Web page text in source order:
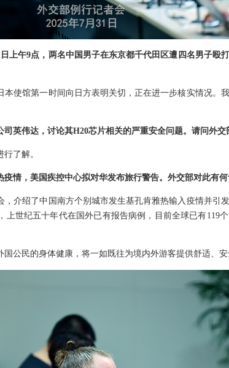
上午9点，两名中国男子在东京都千代田区遭四名男子殴
使馆第一时间向日方表明关切，正在进一步核实情况。
英伟达，讨论其H20芯片相关的严重安全问题。请问外
了解。
情，美国疾控中心拟对华发布旅行警告。外交部对此有
介绍了中国南方个别城市发生基孔肯雅热输入疫情并引
上世纪五十年代在国外已有报告病例，目前全球已有119
公民的身体健康，将一如既往为境内外游客提供舒适、安